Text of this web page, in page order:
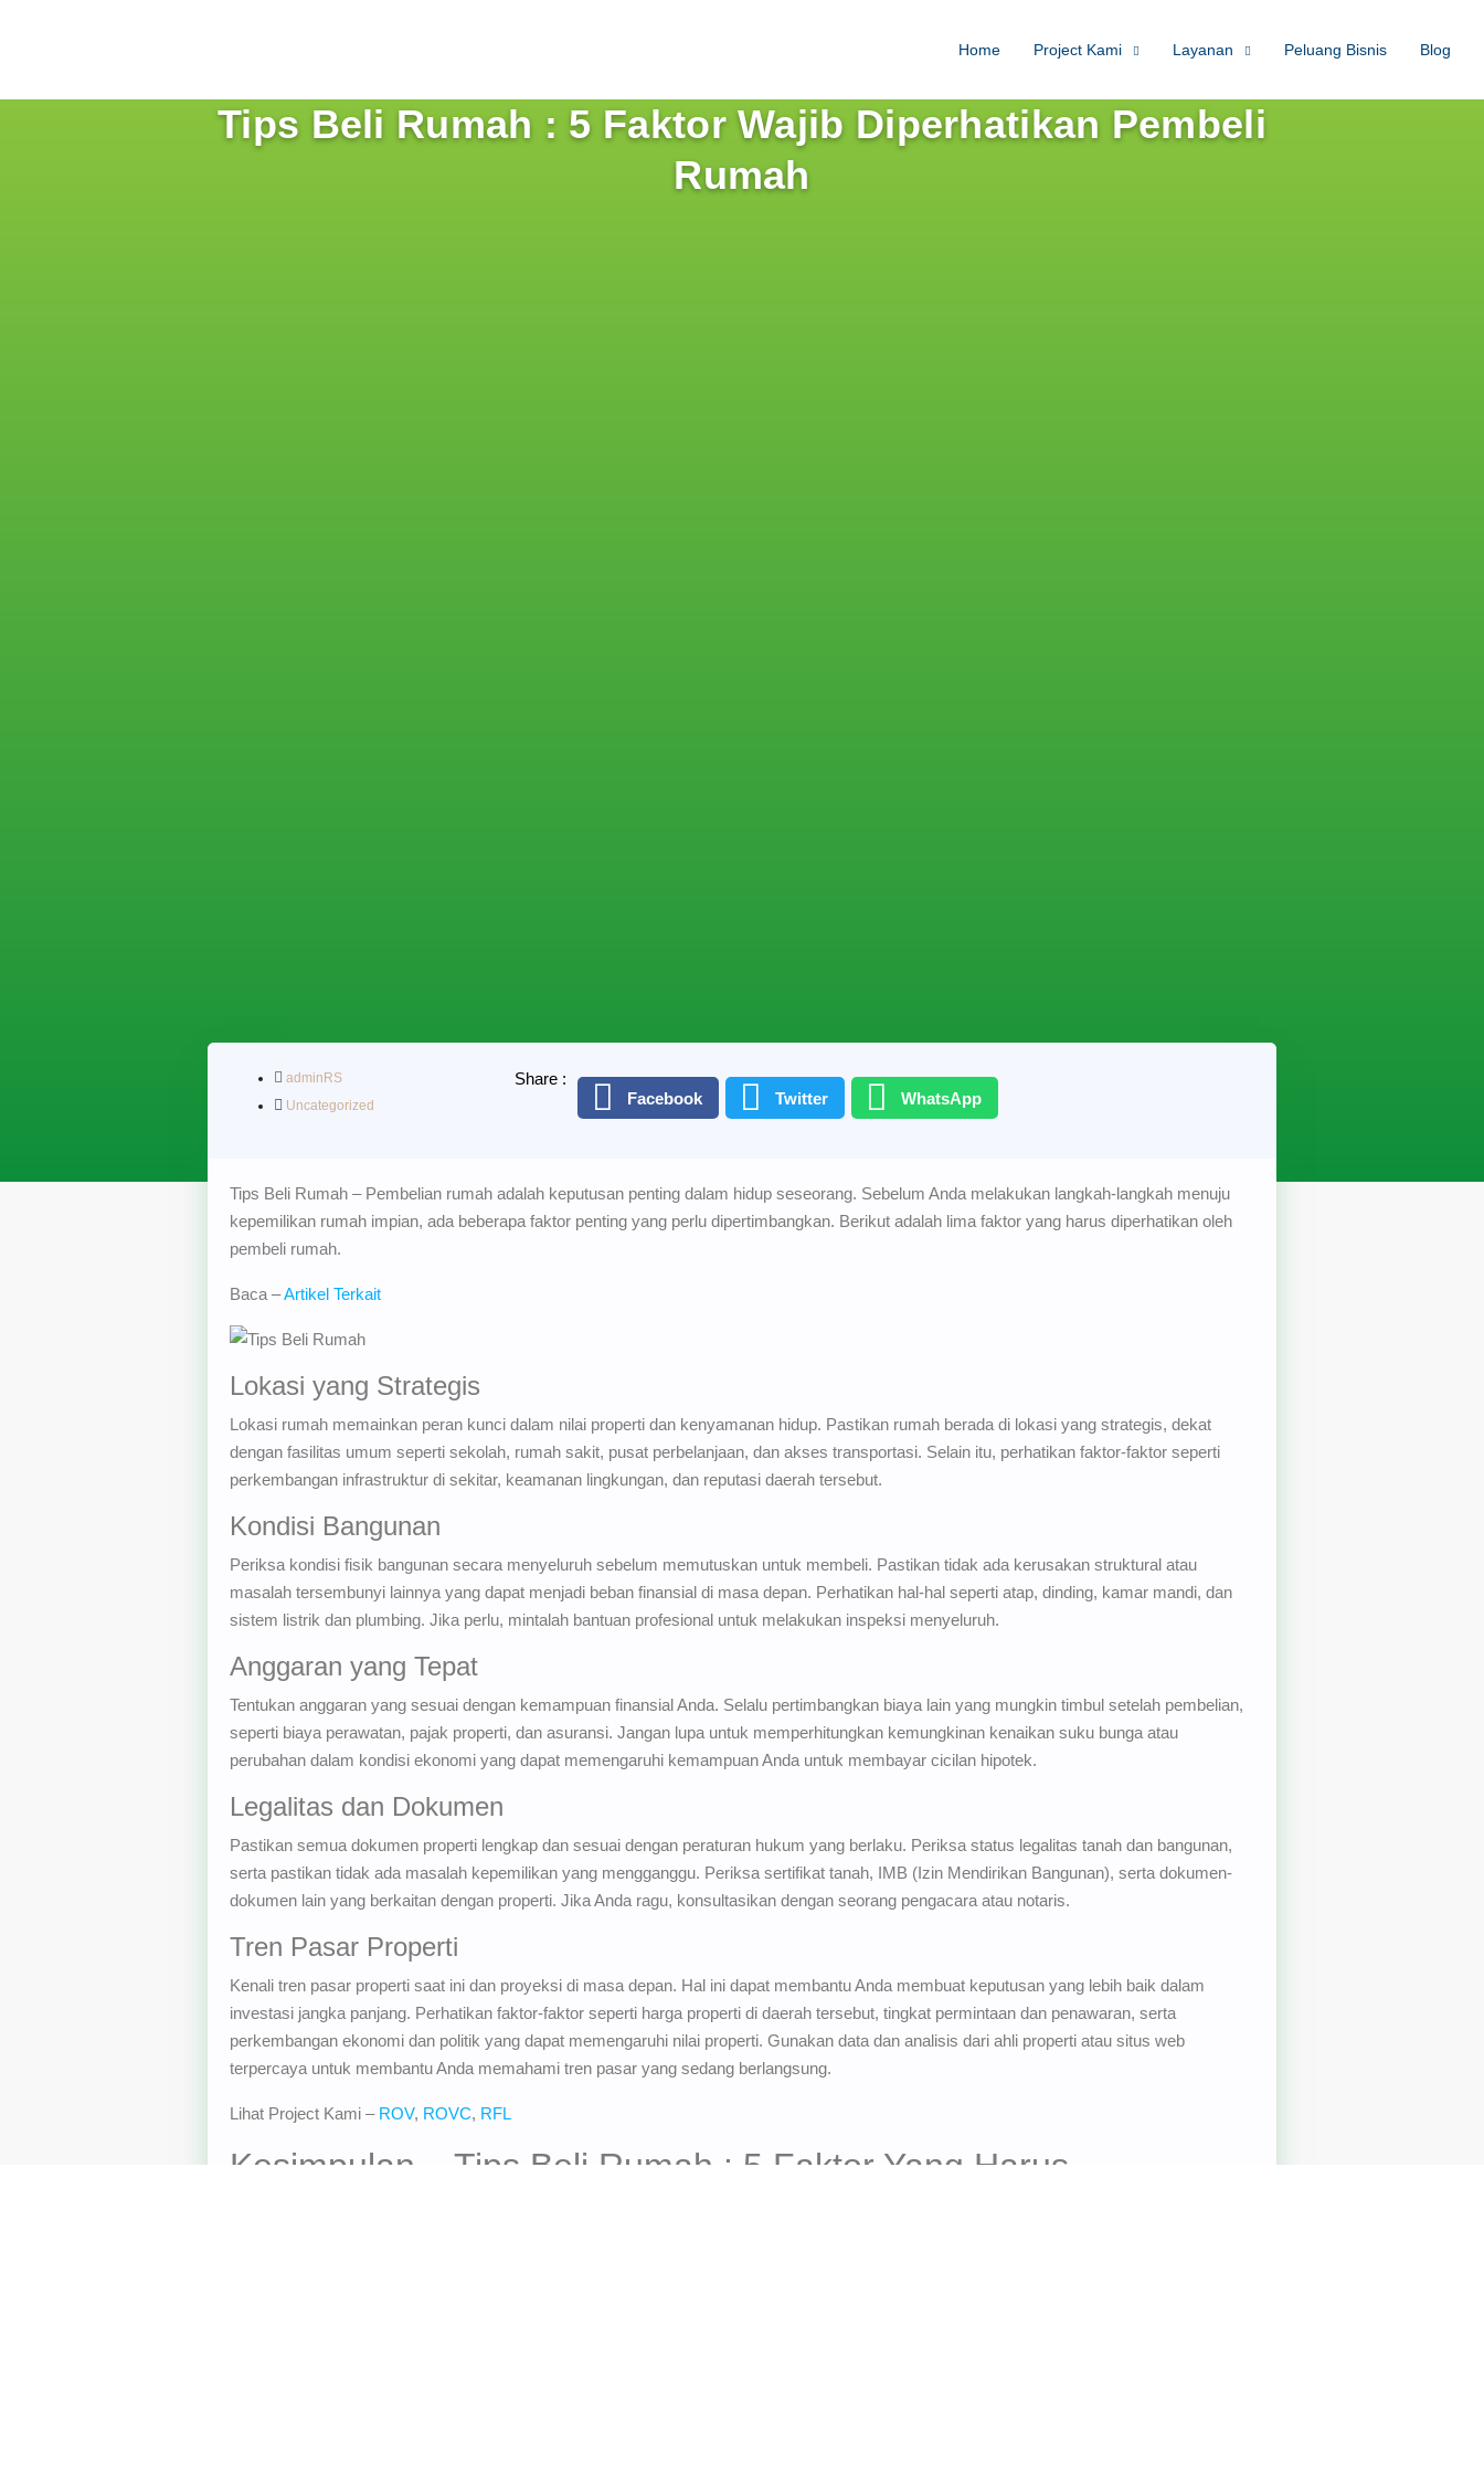
Home Project Kami Layanan Peluang Bisnis Blog
Tips Beli Rumah : 5 Faktor Wajib Diperhatikan Pembeli
Rumah
adminRS
Uncategorized
Share :
Facebook
Twitter WhatsApp
Tips Beli Rumah – Pembelian rumah adalah keputusan penting dalam hidup seseorang. Sebelum Anda melakukan langkah-langkah menuju
kepemilikan rumah impian, ada beberapa faktor penting yang perlu dipertimbangkan. Berikut adalah lima faktor yang harus diperhatikan oleh
pembeli rumah.
Baca –Artikel Terkait
Lokasi yang Strategis
Lokasi rumah memainkan peran kunci dalam nilai properti dan kenyamanan hidup. Pastikan rumah berada di lokasi yang strategis, dekat
dengan fasilitas umum seperti sekolah, rumah sakit, pusat perbelanjaan, dan akses transportasi. Selain itu, perhatikan faktor-faktor seperti
perkembangan infrastruktur di sekitar, keamanan lingkungan, dan reputasi daerah tersebut.
Kondisi Bangunan
Periksa kondisi fisik bangunan secara menyeluruh sebelum memutuskan untuk membeli. Pastikan tidak ada kerusakan struktural atau
masalah tersembunyi lainnya yang dapat menjadi beban finansial di masa depan. Perhatikan hal-hal seperti atap, dinding, kamar mandi, dan
sistem listrik dan plumbing. Jika perlu, mintalah bantuan profesional untuk melakukan inspeksi menyeluruh.
Anggaran yang Tepat
Tentukan anggaran yang sesuai dengan kemampuan finansial Anda. Selalu pertimbangkan biaya lain yang mungkin timbul setelah pembelian,
seperti biaya perawatan, pajak properti, dan asuransi. Jangan lupa untuk memperhitungkan kemungkinan kenaikan suku bunga atau
perubahan dalam kondisi ekonomi yang dapat memengaruhi kemampuan Anda untuk membayar cicilan hipotek.
Legalitas dan Dokumen
Pastikan semua dokumen properti lengkap dan sesuai dengan peraturan hukum yang berlaku. Periksa status legalitas tanah dan bangunan,
serta pastikan tidak ada masalah kepemilikan yang mengganggu. Periksa sertifikat tanah, IMB (Izin Mendirikan Bangunan), serta dokumen-
dokumen lain yang berkaitan dengan properti. Jika Anda ragu, konsultasikan dengan seorang pengacara atau notaris.
Tren Pasar Properti
Kenali tren pasar properti saat ini dan proyeksi di masa depan. Hal ini dapat membantu Anda membuat keputusan yang lebih baik dalam
investasi jangka panjang. Perhatikan faktor-faktor seperti harga properti di daerah tersebut, tingkat permintaan dan penawaran, serta
perkembangan ekonomi dan politik yang dapat memengaruhi nilai properti. Gunakan data dan analisis dari ahli properti atau situs web
terpercaya untuk membantu Anda memahami tren pasar yang sedang berlangsung.
Lihat Project Kami – ROV, ROVC, RFL
Kesimpulan – Tips Beli Rumah : 5 Faktor Yang Harus